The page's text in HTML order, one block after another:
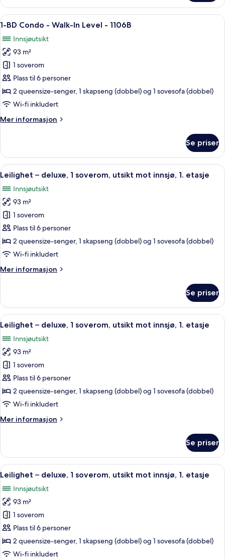
1.
etasje
–
deluxe,
1
utsikt
mot
innsjø,
1.
etasje
Åpne
alle
bildene
av
1-
BD
Condo
-
In
1106B
Blendingsgardiner, strykejern/-brett
11
1-BD Condo - Walk-In Level - 1106B
Innsjøutsikt
93 m²
1 soverom
Plass til 6 personer
2 queensize-senger, 1 skapseng (dobbel) og 1 sovesofa (dobbel)
Wi-fi inkludert
Mer informasjon
Mer
BD
Condo
-
Walk-
In
Level
1106B
Se priser
Åpne
alle
bildene
av
Leilighet
–
deluxe,
1
utsikt
1.
etasje
En 30-tommers smart-TV med kabel-
14
Leilighet – deluxe, 1 soverom, utsikt mot innsjø, 1. etasje
Innsjøutsikt
93 m²
1 soverom
Plass til 6 personer
2 queensize-senger, 1 skapseng (dobbel) og 1 sovesofa (dobbel)
Wi-fi inkludert
Mer informasjon
Mer
–
deluxe,
1
soverom,
utsikt
mot
innsjø,
1.
etasje
Se priser
Åpne
alle
bildene
av
Leilighet
–
deluxe,
1
utsikt
1.
etasje
Leilighet – deluxe, 1 soverom, utsikt
15
Leilighet – deluxe, 1 soverom, utsikt mot innsjø, 1. etasje
Innsjøutsikt
93 m²
1 soverom
Plass til 6 personer
2 queensize-senger, 1 skapseng (dobbel) og 1 sovesofa (dobbel)
Wi-fi inkludert
Mer informasjon
Mer
–
deluxe,
1
soverom,
utsikt
mot
innsjø,
1.
etasje
Se priser
Åpne
alle
bildene
av
Leilighet
–
deluxe,
1
Blendingsgardiner, strykejern/-brett
14
Leilighet – deluxe, 1 soverom, utsikt mot innsjø, 1. etasje
Innsjøutsikt
93 m²
1 soverom
Plass til 6 personer
2 queensize-senger, 1 skapseng (dobbel) og 1 sovesofa (dobbel)
Wi-fi inkludert